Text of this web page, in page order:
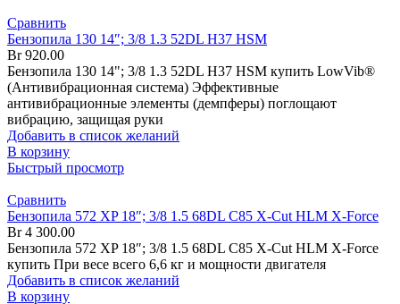
Сравнить
Бензопила 130 14″; 3/8 1.3 52DL H37 HSM
Br920.00
Бензопила 130 14"; 3/8 1.3 52DL H37 HSM купить LowVib®
(Антивибрационная система) Эффективные
антивибрационные элементы (демпферы) поглощают
вибрацию, защищая руки
Добавить в список желаний
В корзину
Быстрый просмотр
Сравнить
Бензопила 572 XP 18″; 3/8 1.5 68DL C85 X-Cut HLM X-Force
Br4 300.00
Бензопила 572 XP 18″; 3/8 1.5 68DL C85 X-Cut HLM X-Force
купить При весе всего 6,6 кг и мощности двигателя
Добавить в список желаний
В корзину